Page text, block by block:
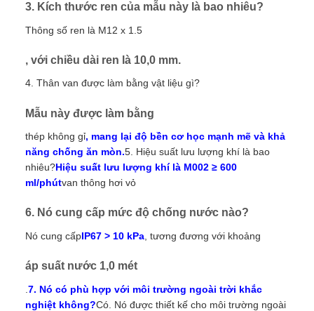
3. Kích thước ren của mẫu này là bao nhiêu?
Thông số ren là M12 x 1.5
, với chiều dài ren là 10,0 mm.
4. Thân van được làm bằng vật liệu gì?
Mẫu này được làm bằng
thép không gỉ, mang lại độ bền cơ học mạnh mẽ và khả
năng chống ăn mòn.5. Hiệu suất lưu lượng khí là bao
nhiêu?Hiệu suất lưu lượng khí là M002 ≥ 600
ml/phútvan thông hơi vỏ
6. Nó cung cấp mức độ chống nước nào?
Nó cung cấpIP67 > 10 kPa , tương đương với khoảng
áp suất nước 1,0 mét
7. Nó có phù hợp với môi trường ngoài trời khắc
nghiệt không?Có. Nó được thiết kế cho môi trường ngoài